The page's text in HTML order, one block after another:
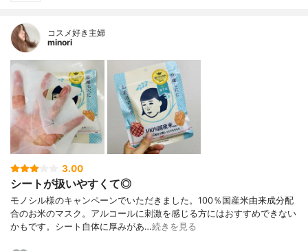
コスメ好き主婦
minori
3.00
シートが扱いやすくて◎
モノシル様のキャンペーンでいただきました。100％国産米由来成分配
合のお米のマスク。アルコールに刺激を感じる方にはおすすめできない
かもです。シート自体に厚みがあ…続きを見る